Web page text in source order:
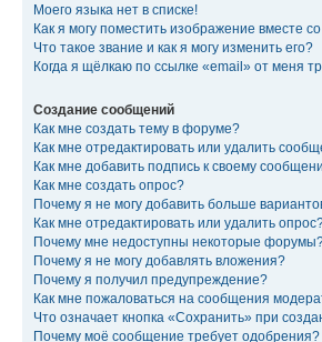
Моего языка нет в списке!
Как я могу поместить изображение вместе
Что такое звание и как я могу изменить его?
Когда я щёлкаю по ссылке «email» от меня
Создание сообщений
Как мне создать тему в форуме?
Как мне отредактировать или удалить
Как мне добавить подпись к своему
Как мне создать опрос?
Почему я не могу добавить больше
Как мне отредактировать или удалить
Почему мне недоступны некоторые
Почему я не могу добавлять вложения?
Почему я получил предупреждение?
Как мне пожаловаться на сообщения
Что означает кнопка «Сохранить» при
Почему моё сообщение требует одобрения?